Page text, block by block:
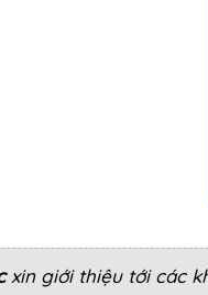
xin giới thiệu tới các